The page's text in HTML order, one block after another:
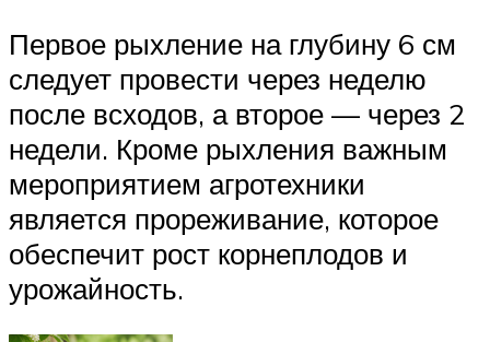
Первое рыхление на глубину 6 см
следует провести через неделю
после всходов, а второе — через 2
недели. Кроме рыхления важным
мероприятием агротехники
является прореживание, которое
обеспечит рост корнеплодов и
урожайность.